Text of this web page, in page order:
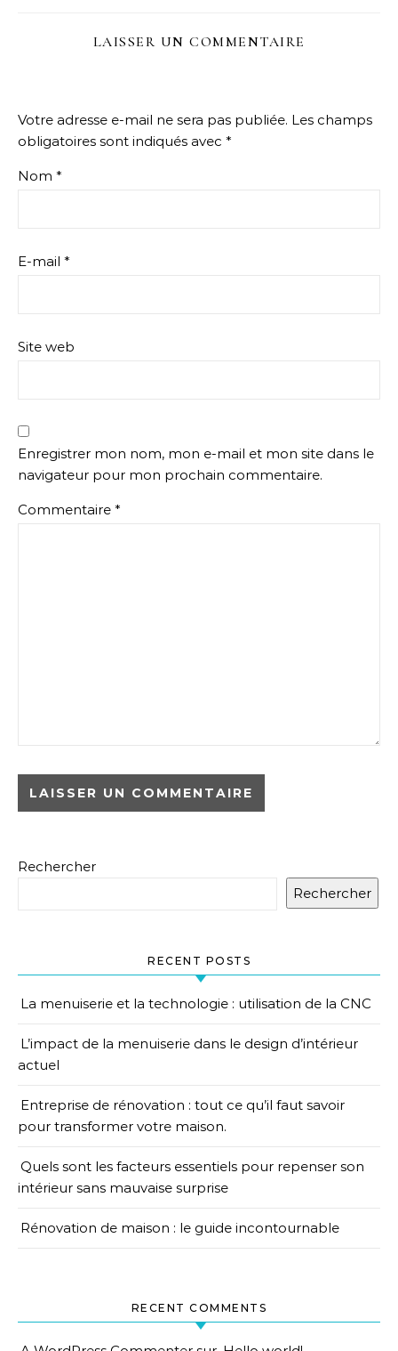
LAISSER UN COMMENTAIRE
Votre adresse e-mail ne sera pas publiée. Les champs
obligatoires sont indiqués avec *
Nom *
E-mail *
Site web
Enregistrer mon nom, mon e-mail et mon site dans le
navigateur pour mon prochain commentaire.
Commentaire *
Rechercher
Rechercher
RECENT POSTS
La menuiserie et la technologie : utilisation de la CNC
L’impact de la menuiserie dans le design d’intérieur
actuel
Entreprise de rénovation : tout ce qu’il faut savoir
pour transformer votre maison.
Quels sont les facteurs essentiels pour repenser son
intérieur sans mauvaise surprise
Rénovation de maison : le guide incontournable
RECENT COMMENTS